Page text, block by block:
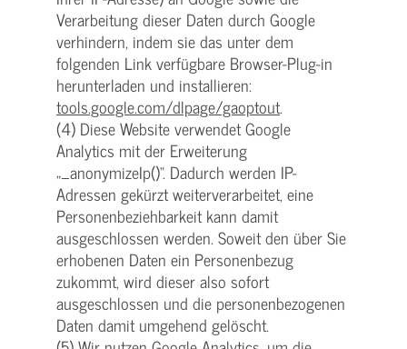
Verarbeitung dieser Daten durch Google
verhindern, indem sie das unter dem
folgenden Link verfügbare Browser-Plug-in
herunterladen und installieren:
tools.google.com/dlpage/gaoptout.
(4) Diese Website verwendet Google
Analytics mit der Erweiterung
„_anonymizeIp()“. Dadurch werden IP-
Adressen gekürzt weiterverarbeitet, eine
Personenbeziehbarkeit kann damit
ausgeschlossen werden. Soweit den über Sie
erhobenen Daten ein Personenbezug
zukommt, wird dieser also sofort
ausgeschlossen und die personenbezogenen
Daten damit umgehend gelöscht.